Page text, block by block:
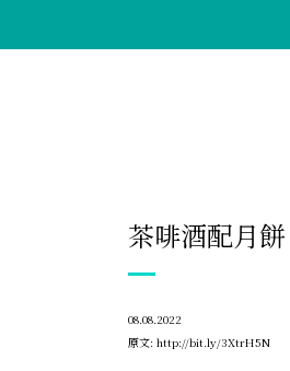
茶啡酒配月
08.08.2022
原文: http://bit.ly/3XtrH5N